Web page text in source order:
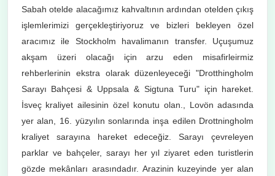
Sabah otelde alacağımız kahvaltının ardından otelden çıkış
işlemlerimizi gerçekleştiriyoruz ve bizleri bekleyen özel
aracımız ile Stockholm havalimanın transfer. Uçuşumuz
akşam üzeri olacağı için arzu eden misafirleirmiz
rehberlerinin ekstra olarak düzenleyeceği "Drotthingholm
Sarayı Bahçesi & Uppsala & Sigtuna Turu" için hareket.
İsveç kraliyet ailesinin özel konutu olan., Lovön adasında
yer alan, 16. yüzyılın sonlarında inşa edilen Drottningholm
kraliyet sarayına hareket edeceğiz. Sarayı çevreleyen
parklar ve bahçeler, sarayı her yıl ziyaret eden turistlerin
gözde mekânları arasındadır. Arazinin kuzeyinde yer alan